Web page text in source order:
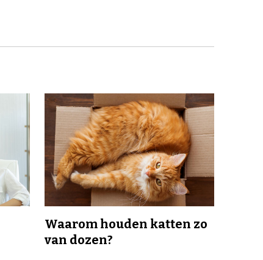
Waarom houden katten zo
van dozen?